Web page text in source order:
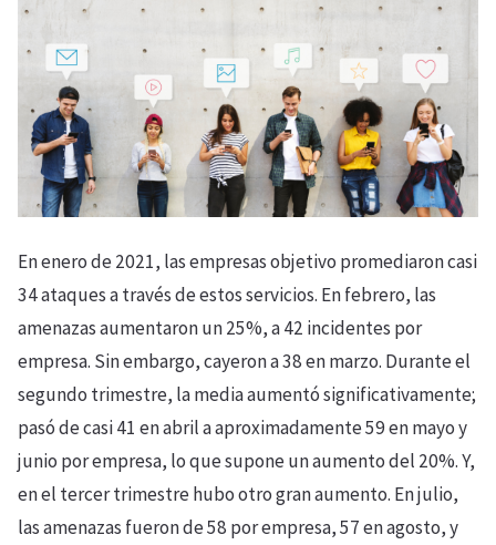
En enero de 2021, las empresas objetivo promediaron casi
34 ataques a través de estos servicios. En febrero, las
amenazas aumentaron un 25%, a 42 incidentes por
empresa. Sin embargo, cayeron a 38 en marzo. Durante el
segundo trimestre, la media aumentó significativamente;
pasó de casi 41 en abril a aproximadamente 59 en mayo y
junio por empresa, lo que supone un aumento del 20%. Y,
en el tercer trimestre hubo otro gran aumento. En julio,
las amenazas fueron de 58 por empresa, 57 en agosto, y